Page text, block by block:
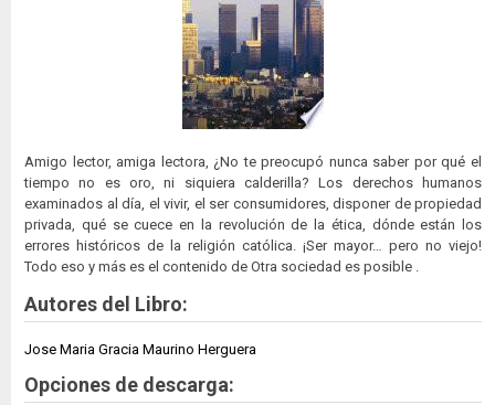
Amigo lector, amiga lectora, ¿No te preocupó nunca saber por qué el
tiempo no es oro, ni siquiera calderilla? Los derechos humanos
examinados al día, el vivir, el ser consumidores, disponer de propiedad
privada, qué se cuece en la revolución de la ética, dónde están los
errores históricos de la religión católica. ¡Ser mayor… pero no viejo!
Todo eso y más es el contenido de Otra sociedad es posible .
Autores del Libro:
Jose Maria Gracia Maurino Herguera
Opciones de descarga: